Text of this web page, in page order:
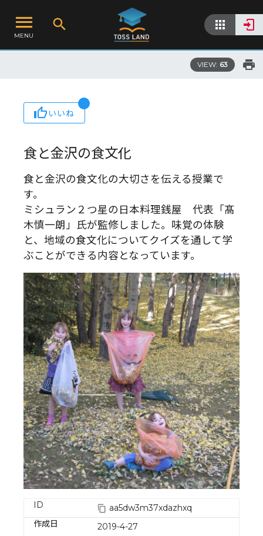
MENU
VIEW: 63
いいね
食と金沢の食文化
食と金沢の食文化の大切さを伝える授業で
す。
ミシュラン２つ星の日本料理銭屋 代表「髙
木慎一朗」氏が監修しました。味覚の体験
と、地域の食文化についてクイズを通して学
ぶことができる内容となっています。
ID
aa5dw3m37xdazhxq
作成日
2019-4-27